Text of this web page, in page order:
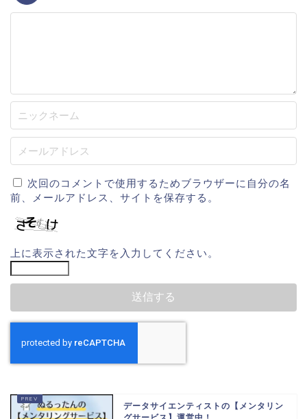
次回のコメントで使用するためブラウザーに自分の名
前、メールアドレス、サイトを保存する。
上に表示された文字を入力してください。
データサイエンティストの【メンタリン